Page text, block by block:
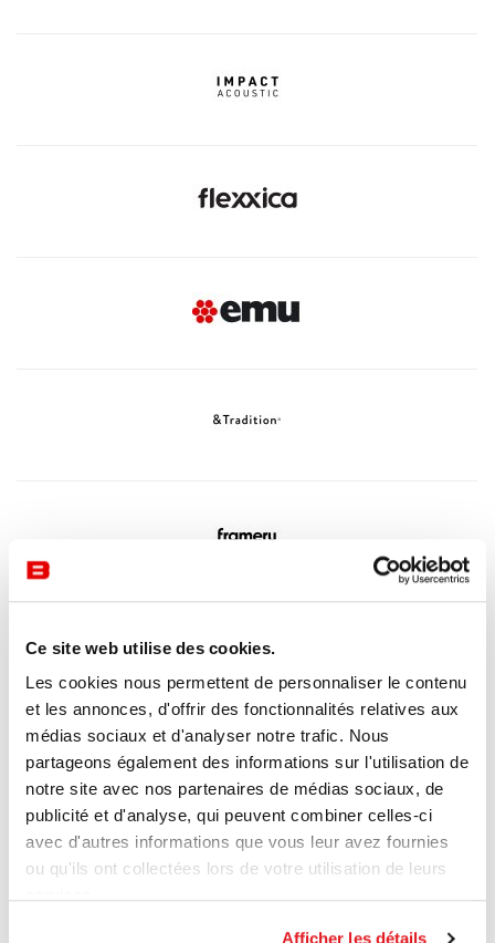
Ce site web utilise des cookies.
Les cookies nous permettent de personnaliser le contenu
et les annonces, d'offrir des fonctionnalités relatives aux
médias sociaux et d'analyser notre trafic. Nous
partageons également des informations sur l'utilisation de
notre site avec nos partenaires de médias sociaux, de
publicité et d'analyse, qui peuvent combiner celles-ci
avec d'autres informations que vous leur avez fournies
ou qu'ils ont collectées lors de votre utilisation de leurs
Afficher les détails